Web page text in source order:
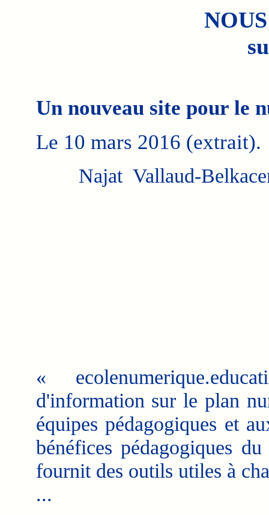
Un nouveau site pour le
Le 10 mars 2016 (extrait).
Najat Vallaud-
«
d'information sur le plan
équipes pédagogiques et
bénéfices pédagogiques
fournit des outils utiles à
...